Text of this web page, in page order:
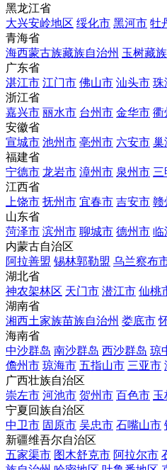
黑龙江省
大兴安岭地区 绥化市 黑河市 牡
青海省
海西蒙古族藏族自治州 玉树藏
广东省
湛江市 江门市 佛山市 汕头市 珠
浙江省
嘉兴市 丽水市 台州市 金华市 衢
安徽省
宣城市 池州市 亳州市 六安市 巢
福建省
宁德市 龙岩市 漳州市 泉州市 三
江西省
上饶市 抚州市 宜春市 吉安市 赣
山东省
菏泽市 滨州市 聊城市 德州市 临
内蒙古自治区
阿拉善盟 锡林郭勒盟 乌兰察布
湖北省
神农架林区 天门市 潜江市 仙桃
湖南省
湘西土家族苗族自治州 娄底市
海南省
中沙群岛 南沙群岛 西沙群岛 琼
儋州市 琼海市 五指山市 三亚市
广西壮族自治区
崇左市 河池市 贺州市 百色市 玉
宁夏回族自治区
中卫市 固原市 吴忠市 石嘴山市
新疆维吾尔自治区
五家渠市 图木舒克市 阿拉尔市